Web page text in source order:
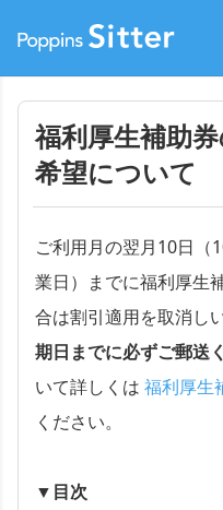
福利厚生補助
希望について
ご利用月の翌月10日（
業日）までに福利厚生
合は割引適用を取消し
期日までに必ずご郵送
いて詳しくは 福利厚生
ください。
▼目次